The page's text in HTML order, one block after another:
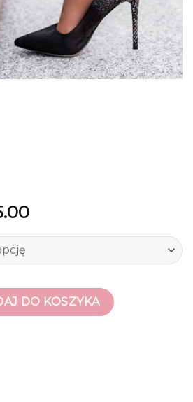
DO KOSZYKA